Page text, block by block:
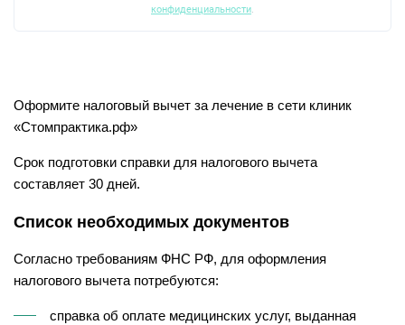
конфиденциальности.
Оформите налоговый вычет за лечение в сети клиник
«Стомпрактика.рф»
Срок подготовки справки для налогового вычета
составляет 30 дней.
Список необходимых документов
Согласно требованиям ФНС РФ, для оформления
налогового вычета потребуются:
справка об оплате медицинских услуг, выданная